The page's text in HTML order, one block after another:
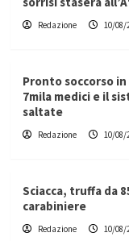
Redazione 10/08/
Pronto soccorso
7mila medici e il
saltate
Redazione 10/08/
Sciacca, truffa da
carabiniere
Redazione 10/08/